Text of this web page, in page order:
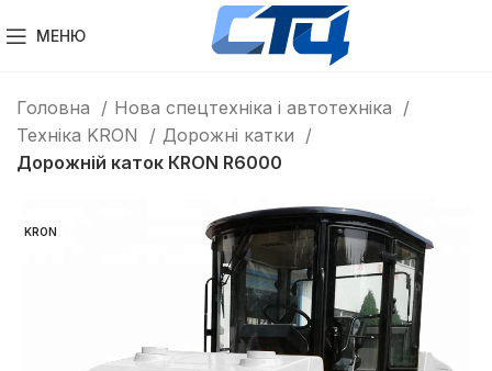
МЕНЮ
Головна
Нова спецтехніка і автотехніка
Техніка KRON
Дорожні катки
Дорожній каток КRON R6000
KRON